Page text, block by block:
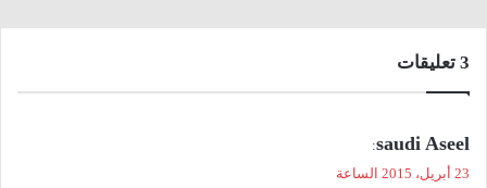
‫3 تعليقات
يsaudi Aseel
:
23 أبريل، 2015 الساعة